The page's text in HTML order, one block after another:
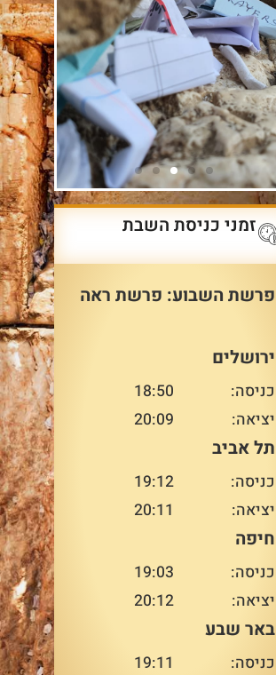
זמני כניסת השבת
פרשת השבוע: פרשת ראה
ירושלים
כניסה:
18:50
יציאה:
20:09
תל אביב
כניסה:
19:12
יציאה:
20:11
חיפה
כניסה:
19:03
יציאה:
20:12
באר שבע
כניסה:
19:11